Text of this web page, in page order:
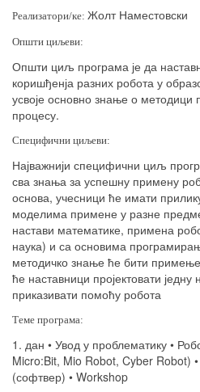
Реализатори/ке: Жолт Наместовски
Општи циљеви:
Општи циљ програма је да
коришђенја разних робота у
усвоје основно знање о методици
процесу.
Специфични циљеви:
Најважнији специфични циљ
сва знања за успешну примену
основа, учесници ће имати
моделима примене у разне
настави математике, примена
наука) и са основима
методичко знање ће бити
ће наставници пројектовати једну
приказивати помоћу робота
Теме програма:
1. дан • Увод у проблематику •
Micro:Bit, Mio Robot, Cyber Robot)
(софтвер) • Workshop